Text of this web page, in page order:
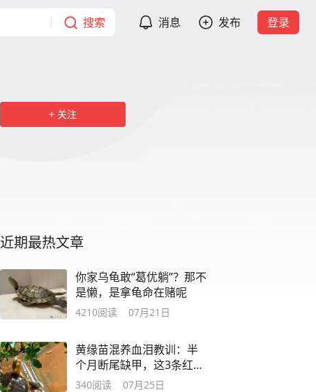
搜索 消息 发布 登录
关注
近期最热文章
你家乌龟敢“葛优躺”？那不
是懒，是拿龟命在赌呢
4210阅读 07月21日
黄缘苗混养血泪教训：半
个月断尾缺甲，这3条红线
千万别碰
340阅读 07月25日